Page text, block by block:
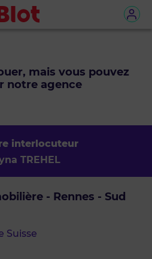
mais vous pouvez
notre agence
interlocuteur
TREHEL
- Rennes - Sud
Suisse